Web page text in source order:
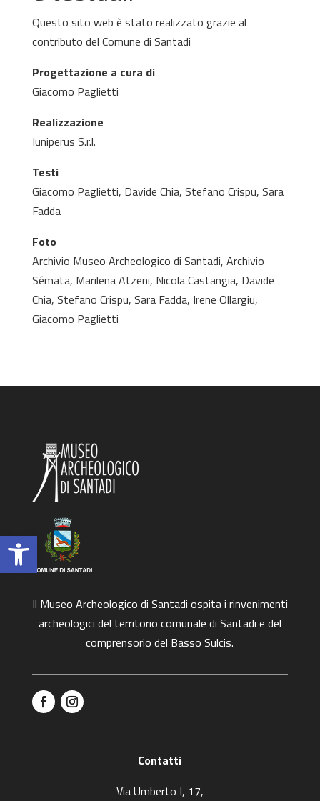
Apri la barra degli strumenti
Questo sito web è stato realizzato grazie al
contributo del Comune di Santadi
Progettazione a cura di
Giacomo Paglietti
Realizzazione
Iuniperus S.r.l.
Testi
Giacomo Paglietti, Davide Chia, Stefano Crispu, Sara
Fadda
Foto
Archivio Museo Archeologico di Santadi, Archivio
Sémata, Marilena Atzeni, Nicola Castangia, Davide
Chia, Stefano Crispu, Sara Fadda, Irene Ollargiu,
Giacomo Paglietti
Il Museo Archeologico di Santadi ospita i rinvenimenti
archeologici del territorio comunale di Santadi e del
comprensorio del Basso Sulcis.
Contatti
Via Umberto I, 17,